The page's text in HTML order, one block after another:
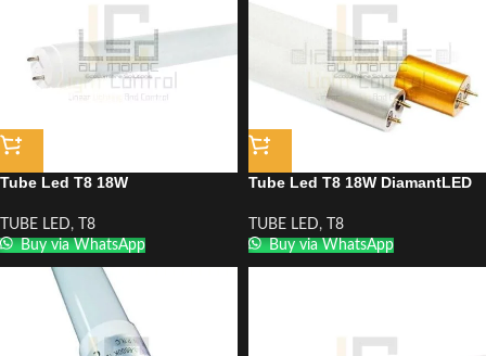
Tube Led T8 18W
TUBE LED,
T8
Buy via WhatsApp
Tube Led T8 18W DiamantLED
TUBE LED,
T8
Buy via WhatsApp